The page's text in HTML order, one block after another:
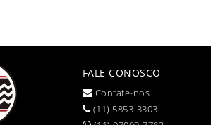
FALE CONOSCO
Contate-nos
(11) 5853-3303